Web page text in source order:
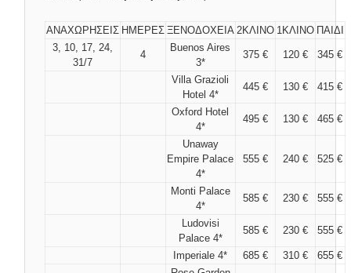
ΑΝΑΧΩΡΗΣΕΙΣ ΗΜΕΡΕΣ ΞΕΝΟΔΟΧΕΙΑ 2ΚΛΙΝΟ 1ΚΛΙΝΟ ΠΑΙΔΙ
3, 10, 17, 24,
31/7
4
Buenos Aires
3*
375 € 120 € 345 €
Villa Grazioli
Hotel 4*
445 € 130 € 415 €
Oxford Hotel
4*
495 € 130 € 465 €
Unaway
Empire Palace
4*
555 € 240 € 525 €
Monti Palace
4*
585 € 230 € 555 €
Ludovisi
Palace 4*
585 € 230 € 555 €
Imperiale 4* 685 € 310 €
655 €